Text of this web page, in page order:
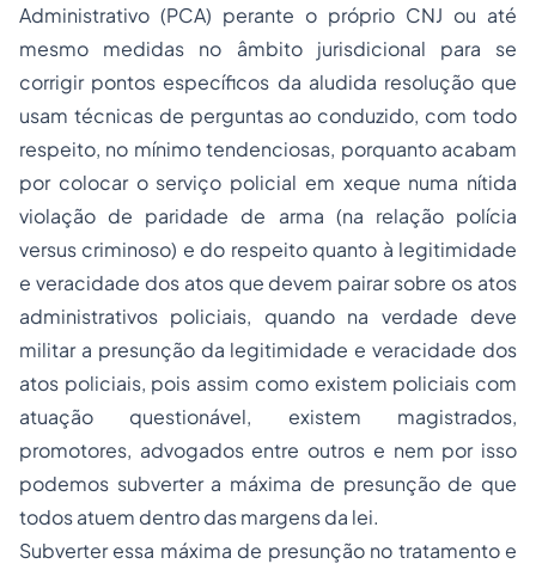
Administrativo (PCA) perante o próprio CNJ ou até
mesmo medidas no âmbito jurisdicional para se
corrigir pontos específicos da aludida resolução que
usam técnicas de perguntas ao conduzido, com todo
respeito, no mínimo tendenciosas, porquanto acabam
por colocar o serviço policial em xeque numa nítida
violação de paridade de arma (na relação polícia
versus criminoso) e do respeito quanto à legitimidade
e veracidade dos atos que devem pairar sobre os atos
administrativos policiais, quando na verdade deve
militar a presunção da legitimidade e veracidade dos
atos policiais, pois assim como existem policiais com
atuação questionável, existem magistrados,
promotores, advogados entre outros e nem por isso
podemos subverter a máxima de presunção de que
todos atuem dentro das margens da lei.
Subverter essa máxima de presunção no tratamento e